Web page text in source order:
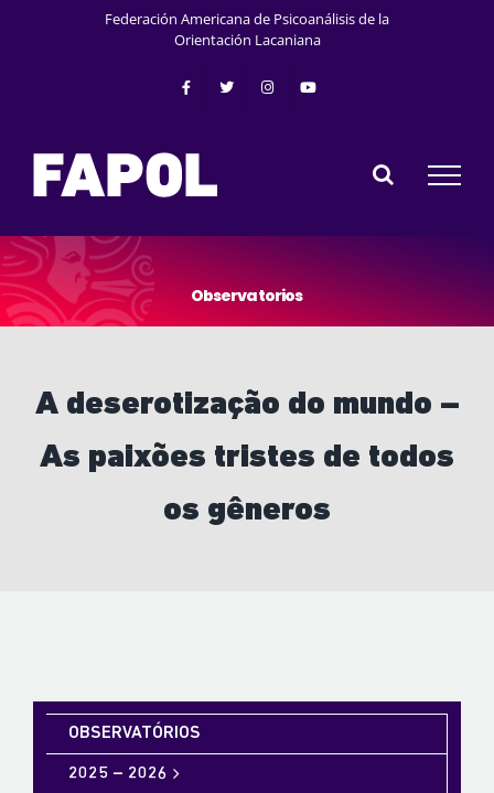
Federación Americana de Psicoanálisis de la
Orientación Lacaniana
Observatorios
A deserotização do mundo –
As paixões tristes de todos
os gêneros
OBSERVATÓRIOS
2025 – 2026